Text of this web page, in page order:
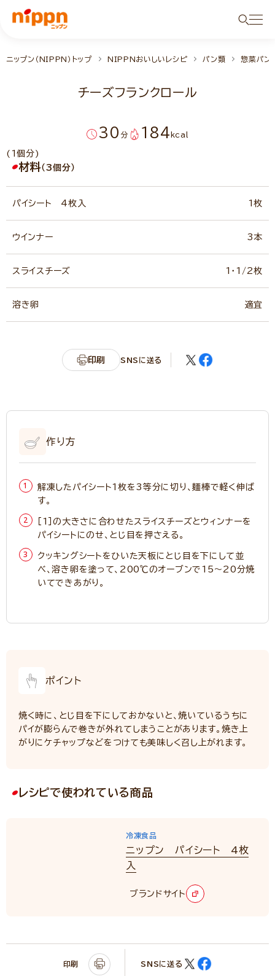
ニップン（NIPPN）トップ NIPPNおいしいレシピ パン類 惣菜パン
チーズフランクロール
30 分 184 kcal
(1個分)
材料（3個分）
パイシート 4枚入 1枚
ウインナー 3本
スライスチーズ 1・1/2枚
溶き卵 適宜
印刷 SNSに送る
作り方
解凍したパイシート1枚を3等分に切り、麺棒で軽く伸ば
す。
［1］の大きさに合わせたスライスチーズとウィンナーを
パイシートにのせ、とじ目を押さえる。
クッキングシートをひいた天板にとじ目を下にして並
べ、溶き卵を塗って、200℃のオーブンで15～20分焼
いてできあがり。
ポイント
焼く時に、とじ目を下にしておかないと、焼いているうちに
パイが膨らんで巻きが外れてしまうことがあります。焼き上
がりにケチャップなどをつけても美味しく召し上がれます。
レシピで使われている商品
冷凍食品
ニップン パイシート 4枚
入
ブランドサイト
印刷 SNSに送る